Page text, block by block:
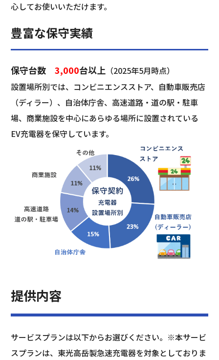
心してお使いいただけます。
豊富な保守実績
保守台数 3,000台以上 （2025年5月時点）
設置場所別では、コンビニエンスストア、自動車販売店
（ディラー）、自治体庁舎、高速道路・道の駅・駐車
場、商業施設を中心にあらゆる場所に設置されている
EV充電器を保守しています。
提供内容
サービスプランは以下からお選びください。※本サービ
スプランは、東光高岳製急速充電器を対象としておりま